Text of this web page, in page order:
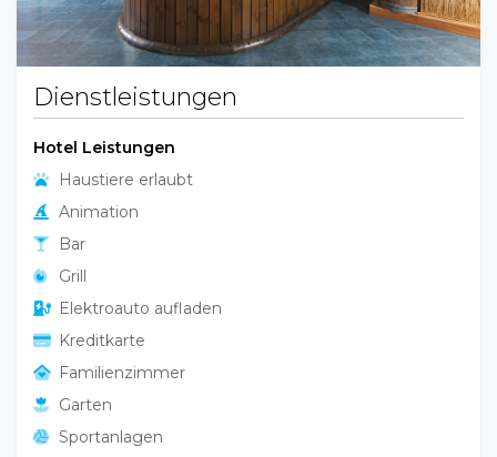
Dienstleistungen
Hotel Leistungen
Haustiere erlaubt
Animation
Bar
Grill
Elektroauto aufladen
Kreditkarte
Familienzimmer
Garten
Sportanlagen